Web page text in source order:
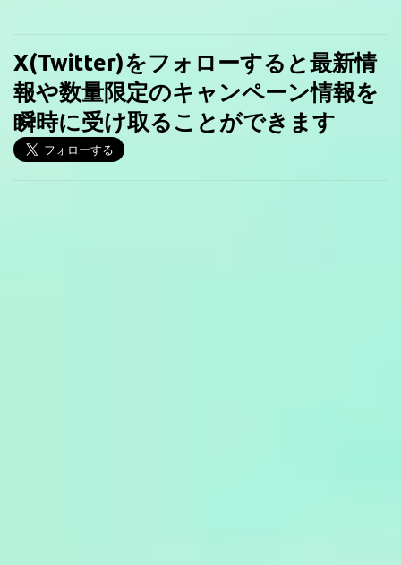
X(Twitter)をフォローすると最新情
報や数量限定のキャンペーン情報を
瞬時に受け取ることができます